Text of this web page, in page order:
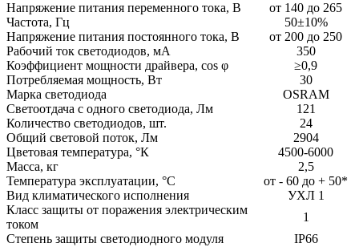
Напряжение питания переменного тока, В
от 140 до 265
Частота, Гц
50±10%
Напряжение питания постоянного тока, В
от 200 до 250
Рабочий ток светодиодов, мА
350
Коэффициент мощности драйвера, cos φ
≥0,9
Потребляемая мощность, Вт
30
Марка светодиода
OSRAM
Светоотдача с одного светодиода, Лм
121
Количество светодиодов, шт.
24
Общий световой поток, Лм
2904
Цветовая температура, °К
4500-6000
Масса, кг
2,5
Температура эксплуатации, °С
от - 60 до + 50*
Вид климатического исполнения
УХЛ 1
Класс защиты от поражения электрическим
током
1
Степень защиты светодиодного модуля
IP66